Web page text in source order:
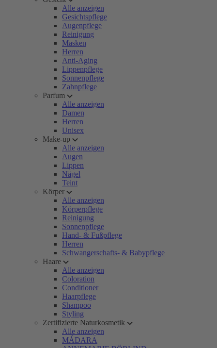
Alle anzeigen
Gesichtspflege
Augenpflege
Reinigung
Masken
Herren
Anti-Aging
Lippenpflege
Sonnenpflege
Zahnpflege
Parfum
Alle anzeigen
Damen
Herren
Unisex
Make-up
Alle anzeigen
Augen
Lippen
Nägel
Teint
Körper
Alle anzeigen
Körperpflege
Reinigung
Sonnenpflege
Hand- & Fußpflege
Herren
Schwangerschafts- & Babypflege
Haare
Alle anzeigen
Coloration
Conditioner
Haarpflege
Shampoo
Styling
Zertifizierte Naturkosmetik
Alle anzeigen
MÁDARA